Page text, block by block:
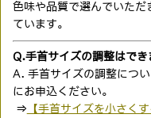
色味や品質で選んでいただ
ています。
Q.手首サイズの調整はでき
A. 手首サイズの調整につ
にお申込ください。
⇒ 【手首サイズを小さくす